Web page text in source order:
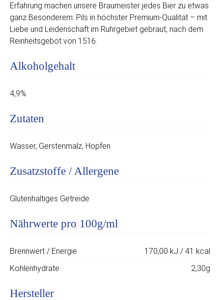
Erfahrung machen unsere Braumeister jedes Bier zu etwas
ganz Besonderem: Pils in höchster Premium-Qualität – mit
Liebe und Leidenschaft im Ruhrgebiet gebraut, nach dem
Reinheitsgebot von 1516.
Alkoholgehalt
4,9%
Zutaten
Wasser, Gerstenmalz, Hopfen
Zusatzstoffe / Allergene
Glutenhaltiges Getreide
Nährwerte pro 100g/ml
Brennwert / Energie
170,00 kJ / 41 kcal
Kohlenhydrate
2,30g
Hersteller